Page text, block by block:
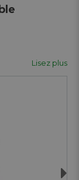
Lisez plus